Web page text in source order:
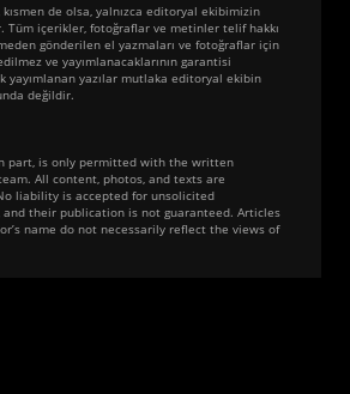
de olsa, yalnızca editoryal ekibimizin
Tüm içerikler, fotoğraflar ve metinler telif hakkı
gönderilen el yazmaları ve fotoğraflar için
ve yayımlanacaklarının garantisi
yazılar mutlaka editoryal ekibin
değildir.
part, is only permitted with the written
All content, photos, and texts are
liability is accepted for unsolicited
and their publication is not guaranteed. Articles
name do not necessarily reflect the views of